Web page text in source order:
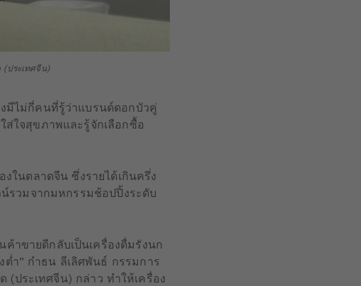
(ประเทศจีน)
มีไม่กี่คนที่รู้ว่าแบรนด์ดอกบัวคู่
ใจสุขภาพและรู้จักเลือกซื้อ
ในตลาดจีน ซึ่งรายได้เกินครึ่ง
รวมจากมหกรรมช้อปปิ้งระดับ
ขายดีกลับเป็นเครื่องดื่มรังนก
ำ” กำธน ลีเลิศพันธ์ กรรมการ
(ประเทศจีน) กล่าว ทำให้เครื่อง